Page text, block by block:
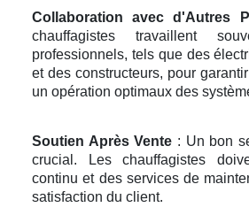
Collaboration avec d'Autres
chauffagistes travaillent
professionnels, tels que des
et des constructeurs, pour
un opération optimaux des
Soutien Après Vente : Un bon
crucial. Les chauffagistes
continu et des services de
satisfaction du client.